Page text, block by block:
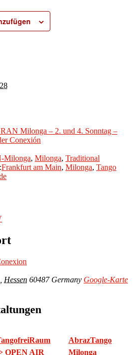
Milonga – 2. und 4. Sonntag –
Conexión
Milonga, Milonga, Traditional
Frankfurt am Main, Milonga, Tango
Hessen 60487 Germany Google-Karte
OPEN AIR
AbrazTango
Milonga